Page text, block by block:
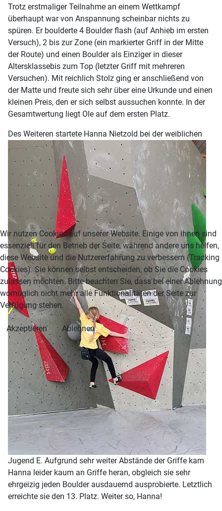
Trotz erstmaliger Teilnahme an einem Wettkampf
überhaupt war von Anspannung scheinbar nichts zu
spüren. Er boulderte 4 Boulder flash (auf Anhieb im ersten
Versuch), 2 bis zur Zone (ein markierter Griff in der Mitte
der Route) und einen Boulder als Einziger in dieser
Altersklassebis zum Top (letzter Griff mit mehreren
Versuchen). Mit reichlich Stolz ging er anschließend von
der Matte und freute sich sehr über eine Urkunde und einen
kleinen Preis, den er sich selbst aussuchen konnte. In der
Gesamtwertung liegt Ole auf dem ersten Platz.
Des Weiteren startete Hanna Nietzold bei der weiblichen
Jugend E. Aufgrund sehr weiter Abstände der Griffe kam
Hanna leider kaum an Griffe heran, obgleich sie sehr
ehrgeizig jeden Boulder ausdauernd ausprobierte. Letztlich
erreichte sie den 13. Platz. Weiter so, Hanna!
Wir nutzen Cookies auf unserer Website. Einige von ihnen sind
essenziell für den Betrieb der Seite, während andere uns helfen,
diese Website und die Nutzererfahrung zu verbessern (Tracking
Cookies). Sie können selbst entscheiden, ob Sie die Cookies
zulassen möchten. Bitte beachten Sie, dass bei einer Ablehnung
womöglich nicht mehr alle Funktionalitäten der Seite zur
Verfügung stehen.
Akzeptieren Ablehnen